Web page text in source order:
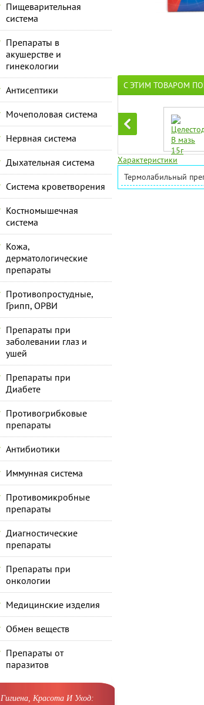
Пищеварительная
система
Препараты в
акушерстве и
гинекологии
Антисептики
Мочеполовая система
Нервная система
Дыхательная система
Система кроветворения
Костномышечная
система
Кожа,
дерматологические
препараты
Противопростудные,
Грипп, ОРВИ
Препараты при
заболевании глаз и
ушей
Препараты при
Диабете
Противогрибковые
препараты
Антибиотики
Иммунная система
Противомикробные
препараты
Диагностические
препараты
Препараты при
онкологии
Медицинские изделия
Обмен веществ
Препараты от
паразитов
Гигиена, Красота И Уход:
С ЭТИМ ТОВАРОМ
Характеристики
Термолабильный